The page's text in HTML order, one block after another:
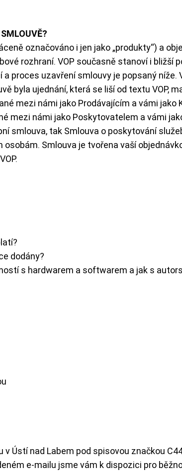
označováno i jen jako „produkty“) a
rozhraní. VOP současně stanoví i bližší
proces uzavření smlouvy je popsaný níže.
byla ujednání, která se liší od textu VOP,
mezi námi jako Prodávajícím a vámi
mezi námi jako Poskytovatelem a vámi
smlouva, tak Smlouva o poskytování
Smlouva je tvořena vaší
dodány?
s hardwarem a softwarem a jak s
Ústí nad Labem pod spisovou značkou
e-mailu jsme vám k dispozici pro